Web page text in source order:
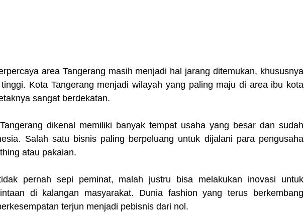
area Tangerang masih menjadi hal jarang ditemukan, khususnya
Kota Tangerang menjadi wilayah yang paling maju di area ibu kota
sangat berdekatan.
dikenal memiliki banyak tempat usaha yang besar dan sudah
Salah satu bisnis paling berpeluang untuk dijalani para pengusaha
atau pakaian.
pernah sepi peminat, malah justru bisa melakukan inovasi untuk
di kalangan masyarakat. Dunia fashion yang terus berkembang
terjun menjadi pebisnis dari nol.